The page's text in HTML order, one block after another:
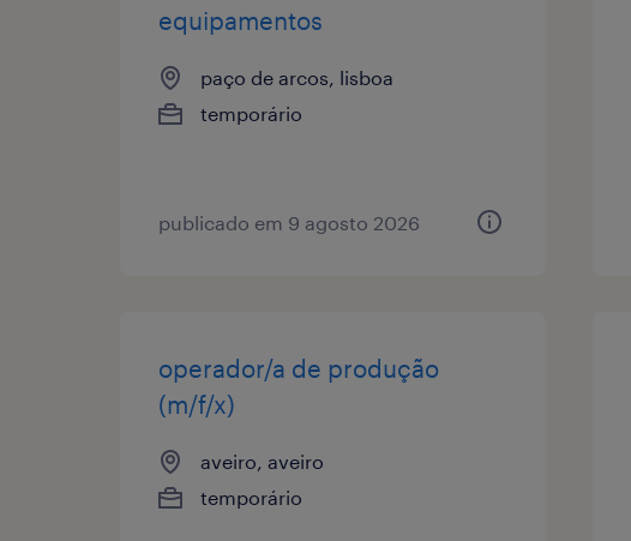
equipamentos
paço de arcos, lisboa
temporário
publicado em 9 agosto 2026
operador/a de produção
(m/f/x)
aveiro, aveiro
temporário